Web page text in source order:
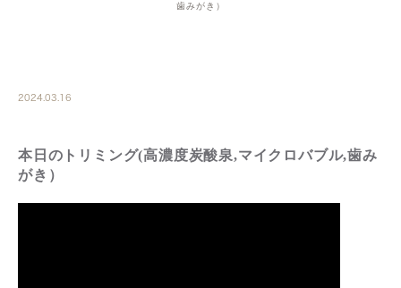
歯みがき）
2024.03.16
本日のトリミング(高濃度炭酸泉,マイクロバブル,歯み
がき）